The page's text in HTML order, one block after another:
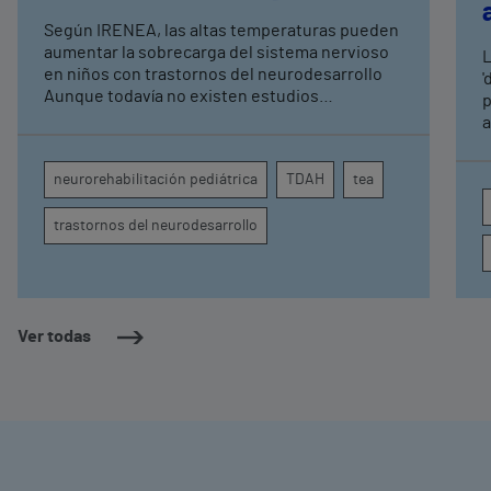
Ver todas
neurorrehabilitación
pediátrica de Vithas
Según IRENEA, las altas temperaturas pueden
aumentar la sobrecarga del sistema nervioso
en niños con trastornos del neurodesarrollo
Aunque todavía no existen estudios
atención, la regulación emocional y la
conducta
neurorehabilitación pediátrica TDAH tea
trastornos del neurodesarrollo